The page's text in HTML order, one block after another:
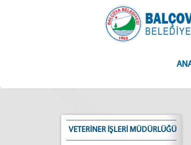
VETERİNER İŞLERİ MÜDÜRLÜĞÜ